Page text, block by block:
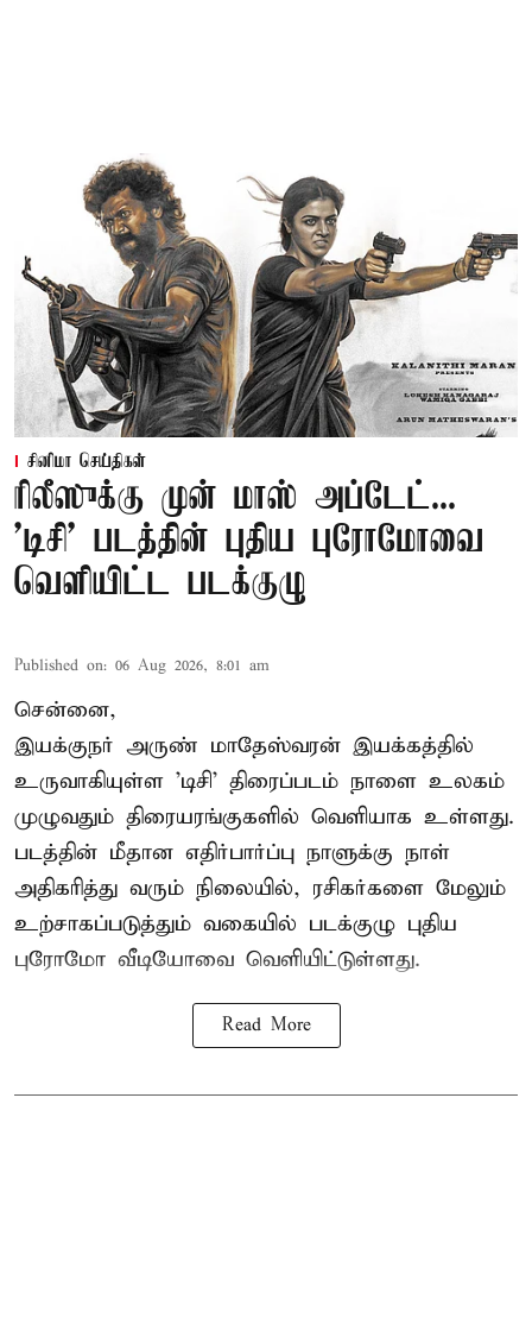
சினிமா செய்திகள்
ரிலீஸுக்கு முன் மாஸ் அப்டேட்...
'டிசி' படத்தின் புதிய புரோமோவை
வெளியிட்ட படக்குழு
Published on: 06 Aug 2026, 8:01 am
சென்னை,
இயக்குநர் அருண் மாதேஸ்வரன் இயக்கத்தில்
உருவாகியுள்ள 'டிசி' திரைப்படம் நாளை உலகம்
முழுவதும் திரையரங்குகளில் வெளியாக உள்ளது.
படத்தின் மீதான எதிர்பார்ப்பு நாளுக்கு நாள்
அதிகரித்து வரும் நிலையில், ரசிகர்களை மேலும்
உற்சாகப்படுத்தும் வகையில் படக்குழு புதிய
புரோமோ வீடியோவை வெளியிட்டுள்ளது.
Read More